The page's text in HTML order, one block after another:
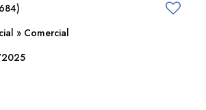
» Comercial